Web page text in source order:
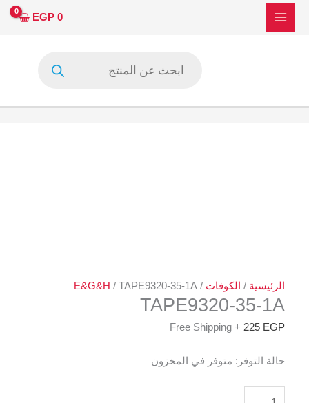
0
EGP
الرئيسية / الكوفات /
E&G&H / TAPE9320-35-1A
TAPE9320-35-1A
225 EGP
+ Free Shipping
حالة التوفر: متوفر في المخزون
TAPE9320-